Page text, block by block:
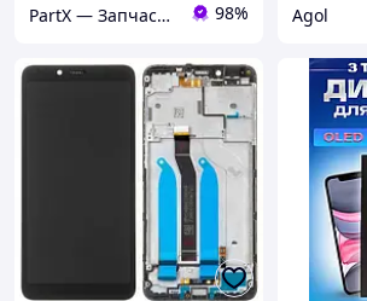
PartX — Запчастини для смартфонів 98% Agol